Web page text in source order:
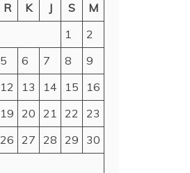
R K J S
M
1
2
5 6 7 8
9
12 13 14 15
16
19 20 21 22
23
26 27 28 29
30